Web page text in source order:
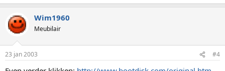
Wim1960
Meubilair
23 jan 2003 #4